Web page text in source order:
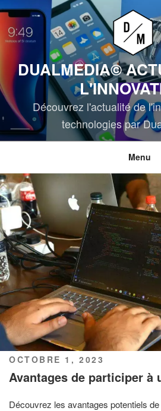
Aller
au
contenu
DUALMEDIA©
Découvrez l'actualité de
technologies par
Menu
PUBLIÉ
LE
OCTOBRE 1, 2023
Avantages de participer à
Découvrez les avantages potentiels